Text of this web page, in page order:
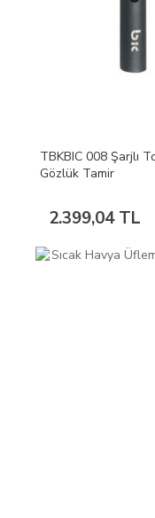
TBKBIC 008 Şarjlı
Gözlük Tamir
2.399,04 TL